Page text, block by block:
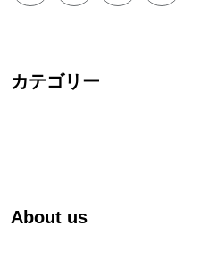
カテゴリー
About us